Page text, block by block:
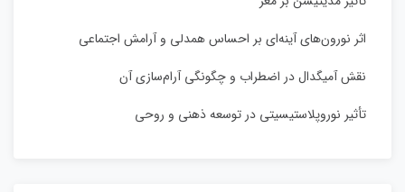
اثر نورون‌های آینه‌ای بر احساس همدلی و آرامش اجتماعی
نقش آمیگدال در اضطراب و چگونگی آرام‌سازی آن
تأثیر نوروپلاستیسیتی در توسعه ذهنی و روحی